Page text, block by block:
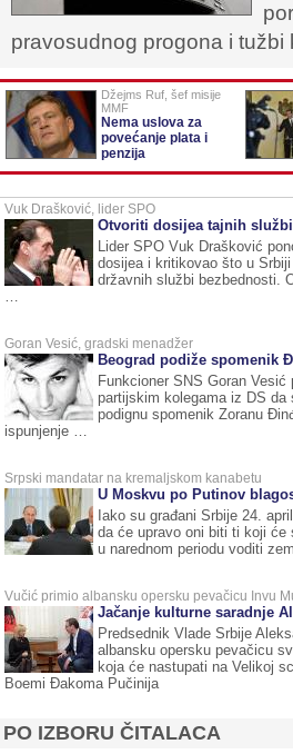
pravosudnog progona i
Džejms Ruf, šef misije
MMF
Nema uslova za
povećanje plata i
penzija
Vuk Drašković, lider SPO
Otvoriti dosijea tajnih službi
Lider SPO Vuk Drašković
dosijea i kritikovao što u
državnih službi bezbednosti.
…
Goran Vesić, gradski menadžer
Beograd podiže spomenik
Funkcioner SNS Goran
partijskim kolegama iz DS da
podignu spomenik Zoranu
ispunjenje …
Srpski mandatar na kremaljskom kanabetu
U Moskvu po Putinov
Iako su građani Srbije 24.
da će upravo oni biti ti koji
u narednom periodu voditi
Vučić primio albansku opersku pevačicu Invu
Jačanje kulturne saradnje
Predsednik Vlade Srbije
albansku opersku pevačicu
koja će nastupati na Velikoj
Boemi Đakoma Pučinija
PO IZBORU ČITALACA